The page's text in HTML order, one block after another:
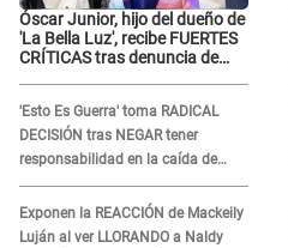
Óscar Junior, hijo del dueño de
'La Bella Luz', recibe FUERTES
CRÍTICAS tras denuncia de
'Esto Es Guerra' toma RADICAL
DECISIÓN tras NEGAR tener
responsabilidad en la caída de
Kevin Díaz desde 8 metros de
altura
Exponen la REACCIÓN de Mackeily
Luján al ver LLORANDO a Naldy